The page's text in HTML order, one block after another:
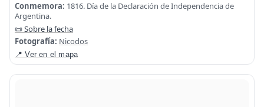
Conmemora: 1816. Día de la Declaración de Independencia de
Argentina.
📜 Sobre la fecha
Fotografía: Nicodos
📍 Ver en el mapa